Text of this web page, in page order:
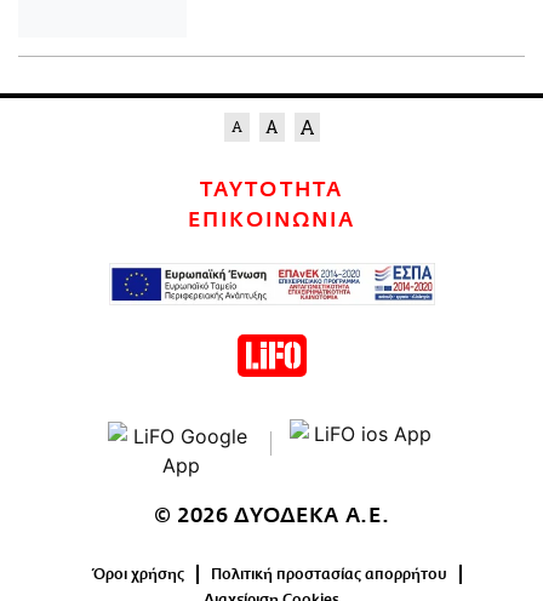
ΤΑΥΤΟΤΗΤΑ
ΕΠΙΚΟΙΝΩΝΙΑ
© 2026 ΔΥΟΔΕΚΑ Α.Ε.
Όροι χρήσης
Πολιτική προστασίας απορρήτου